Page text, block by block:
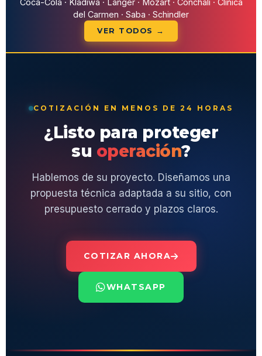
Coca-Cola · Kladiwa · Langer · Mozart · Conchalí · Clínica
del Carmen · Saba · Schindler
VER TODOS →
COTIZACIÓN EN MENOS DE 24 HORAS
¿Listo para proteger
su operación?
Hablemos de su proyecto. Diseñamos una
propuesta técnica adaptada a su sitio, con
presupuesto cerrado y plazos claros.
COTIZAR AHORA
WHATSAPP